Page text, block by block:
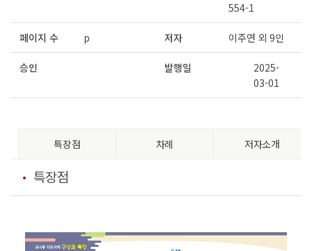
554-1
페이지 수 p 저자 이주연 외 9인
승인 발행일
2025-
03-01
특장점 차례 저자소개
특장점